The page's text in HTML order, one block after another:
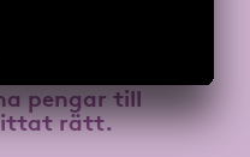
pengar till
rätt.